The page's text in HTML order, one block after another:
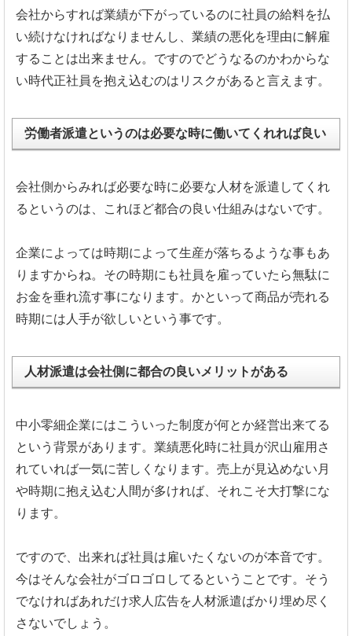
会社からすれば業績が下がっているのに社員の給料を払
い続けなければなりませんし、業績の悪化を理由に解雇
することは出来ません。ですのでどうなるのかわからな
い時代正社員を抱え込むのはリスクがあると言えます。
労働者派遣というのは必要な時に働いてくれれば良い
会社側からみれば必要な時に必要な人材を派遣してくれ
るというのは、これほど都合の良い仕組みはないです。
企業によっては時期によって生産が落ちるような事もあ
りますからね。その時期にも社員を雇っていたら無駄に
お金を垂れ流す事になります。かといって商品が売れる
時期には人手が欲しいという事です。
人材派遣は会社側に都合の良いメリットがある
中小零細企業にはこういった制度が何とか経営出来てる
という背景があります。業績悪化時に社員が沢山雇用さ
れていれば一気に苦しくなります。売上が見込めない月
や時期に抱え込む人間が多ければ、それこそ大打撃にな
ります。
ですので、出来れば社員は雇いたくないのが本音です。
今はそんな会社がゴロゴロしてるということです。そう
でなければあれだけ求人広告を人材派遣ばかり埋め尽く
さないでしょう。